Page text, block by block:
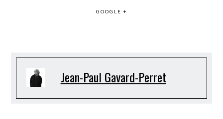
GOOGLE +
Jean-Paul Gavard-Perret